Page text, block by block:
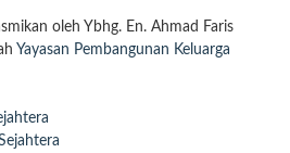
oleh Ybhg. En. Ahmad Faris
Yayasan Pembangunan Keluarga